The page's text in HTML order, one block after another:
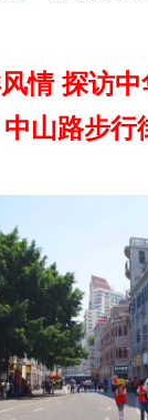
情 探访
中山路步行